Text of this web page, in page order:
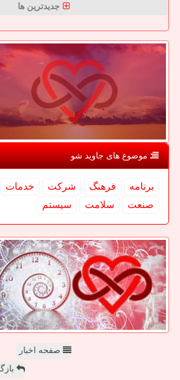
جدیدترین ها
موضوع های جاوید شو
برنامه فرهنگ شركت خدمات
صنعت
سلامت سیستم
صفحه اخبار